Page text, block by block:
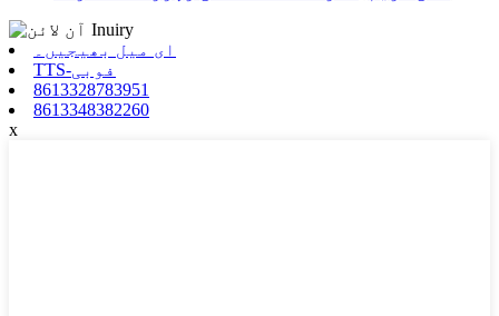
ای میل بھیجیں۔
TTS-فوبی
8613328783951
8613348382260
x